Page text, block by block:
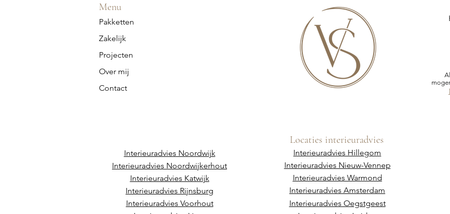
Menu
Pakketten
Zakelijk
Projecten
Over mij
Contact
Locaties interieuradvies
Interieuradvies Noordwijk
Interieuradvies Noordwijkerhout
Interieuradvies Katwijk
Interieuradvies Rijnsburg
Interieuradvies Voorhout
Interieuradvies Hillegom
Interieuradvies Nieuw-Vennep
Interieuradvies Warmond
Interieuradvies Amsterdam
Interieuradvies Oegstgeest